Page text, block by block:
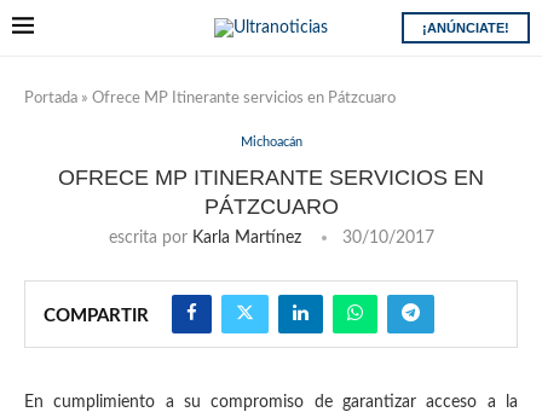
¡ANÚNCIATE!
Portada » Ofrece MP Itinerante servicios en Pátzcuaro
Michoacán
OFRECE MP ITINERANTE SERVICIOS EN
PÁTZCUARO
escrita por Karla Martínez 30/10/2017
COMPARTIR
En cumplimiento a su compromiso de garantizar acceso a la